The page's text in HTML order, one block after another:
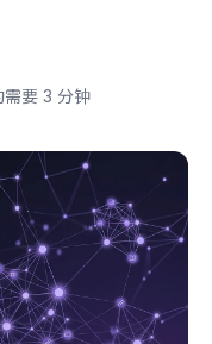
需要 3 分钟